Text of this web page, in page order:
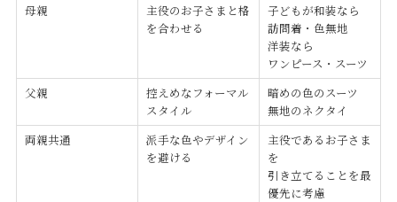
母親
主役のお子さまと格
を合わせる
子どもが和装なら
訪問着・色無地
洋装なら
ワンピース・スーツ
父親
控えめなフォーマル
スタイル
暗めの色のスーツ
無地のネクタイ
両親共通
派手な色やデザイン
を避ける
主役であるお子さま
を
引き立てることを最
優先に考慮